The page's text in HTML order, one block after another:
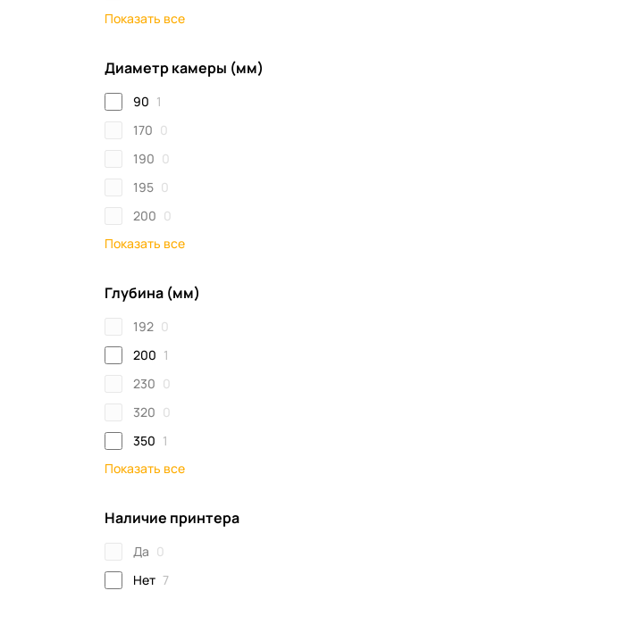
Показать все
Диаметр камеры (мм)
90 1
170 0
190 0
195 0
200 0
Показать все
Глубина (мм)
192 0
200 1
230 0
320 0
350 1
Показать все
Наличие принтера
Да 0
Нет 7